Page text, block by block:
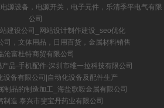
源设备，电源开关，电子元件，乐清季平电气有限
公司
建设公司_网站设计制作建设_seo优化
司，文体用品，日用百货，金属材料销售
沧富杜特商贸有限公司
品-手机配件-深圳市维一拉科技有限公司
设备有限公司|自动化设备及配件生产
制品的制造加工_海盐歌毅金属有限公司
制造 泰兴市斐宝丹药业有限公司